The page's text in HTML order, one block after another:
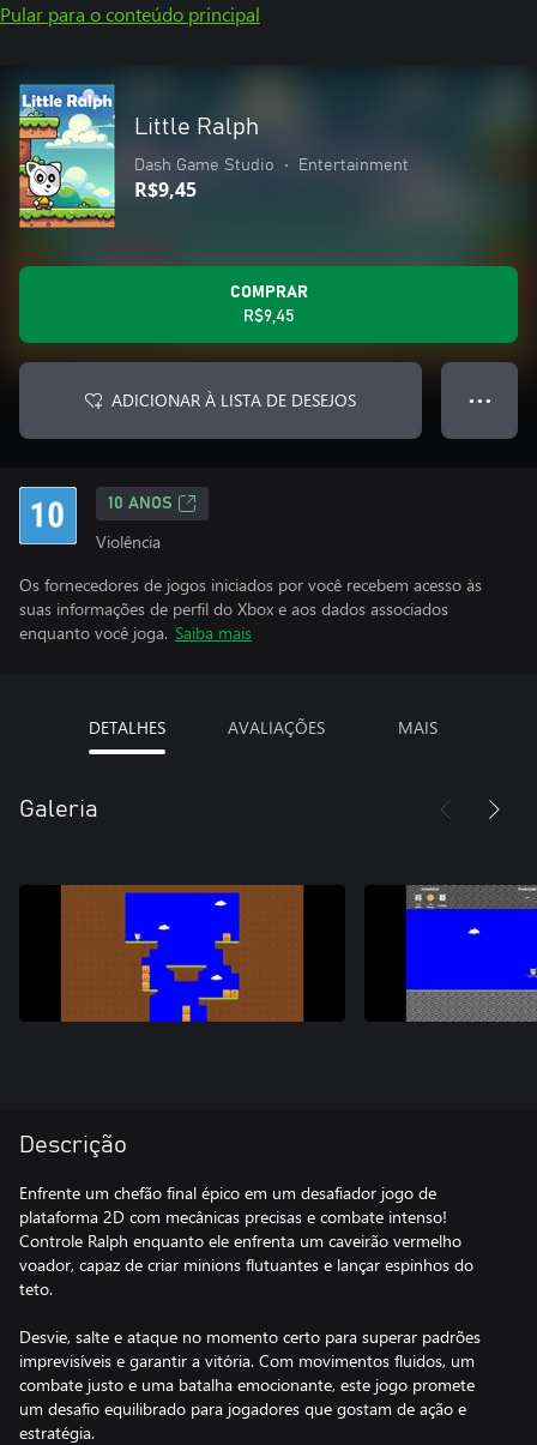
Pular para o conteúdo principal
Little Ralph
Dash Game Studio • Entertainment
R$9,45
COMPRAR
R$9,45
ADICIONAR À LISTA DE DESEJOS ● ● ●
10 ANOS
Violência
Os fornecedores de jogos iniciados por você recebem acesso às
suas informações de perfil do Xbox e aos dados associados
enquanto você joga. Saiba mais
DETALHES AVALIAÇÕES MAIS
Galeria
Descrição
Enfrente um chefão final épico em um desafiador jogo de
plataforma 2D com mecânicas precisas e combate intenso!
Controle Ralph enquanto ele enfrenta um caveirão vermelho
voador, capaz de criar minions flutuantes e lançar espinhos do
teto.
Desvie, salte e ataque no momento certo para superar padrões
imprevisíveis e garantir a vitória. Com movimentos fluidos, um
combate justo e uma batalha emocionante, este jogo promete
um desafio equilibrado para jogadores que gostam de ação e
estratégia.